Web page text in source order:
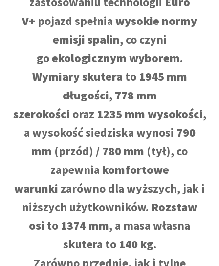
V+ pojazd spełniawysokie normy
emisji spalin, co czyni
goekologicznym wyborem.
Wymiary skutera to 1945 mm
długości, 778 mm
szerokości oraz 1235 mm wysokości,
a wysokość siedziska wynosi 790
mm (przód) /780 mm (tył), co
zapewnia komfortowe
warunki zarówno dla wyższych, jak i
niższych użytkowników. Rozstaw
osi to 1374 mm, a masa własna
skutera to 140 kg.
Zarówno przednie, jak i tylne